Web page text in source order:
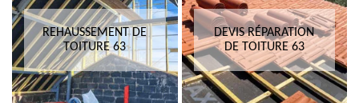
REHAUSSEMENT DE
TOITURE 63
DEVIS RÉPARATION
DE TOITURE 63